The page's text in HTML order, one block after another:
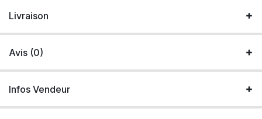
Livraison
Avis (0)
Infos Vendeur